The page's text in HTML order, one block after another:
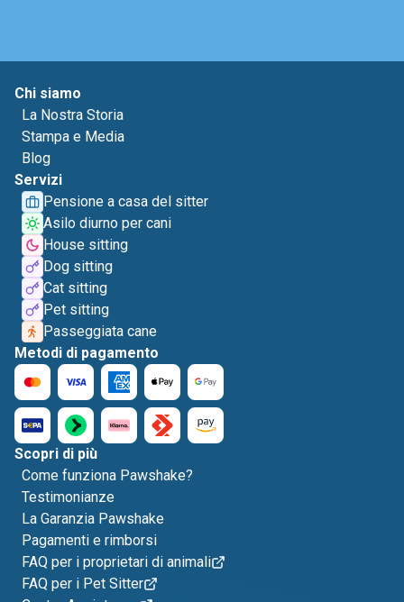
Chi siamo
La Nostra Storia
Stampa e Media
Blog
Servizi
Pensione a casa del sitter
Asilo diurno per cani
House sitting
Dog sitting
Cat sitting
Pet sitting
Passeggiata cane
Metodi di pagamento
Scopri di più
Come funziona Pawshake?
Testimonianze
La Garanzia Pawshake
Pagamenti e rimborsi
FAQ per i proprietari di animali
FAQ per i Pet Sitter